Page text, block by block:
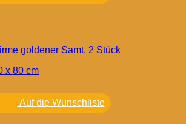
goldener Samt, 2 Stück
Auf die Wunschliste